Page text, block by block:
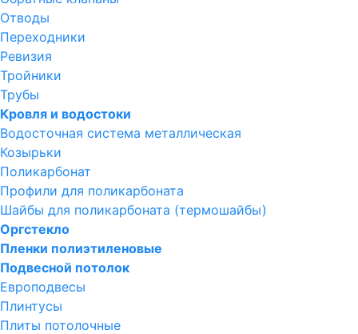
Отводы
Переходники
Ревизия
Тройники
Трубы
Кровля и водостоки
Водосточная система металлическая
Козырьки
Поликарбонат
Профили для поликарбоната
Шайбы для поликарбоната (термошайбы)
Оргстекло
Пленки полиэтиленовые
Подвесной потолок
Европодвесы
Плинтусы
Плиты потолочные